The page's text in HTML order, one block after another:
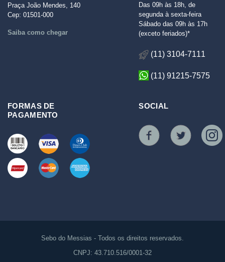
Praça João Mendes, 140
Cep: 01501-000
Saiba como chegar
Das 09h às 18h, de
segunda à sexta-feira
Sábado das 09h às 17h
(exceto feriados)*
(11) 3104-7111
(11) 91215-7575
FORMAS DE
PAGAMENTO
SOCIAL
Sebo do Messias - Todos os direitos reservados.
CNPJ: 43.710.516/0001-32